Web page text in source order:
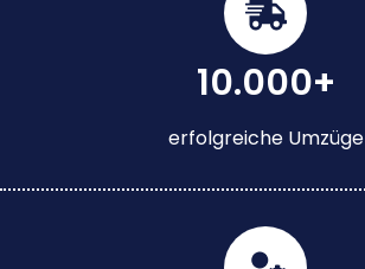
10.000+
erfolgreiche Umzüge